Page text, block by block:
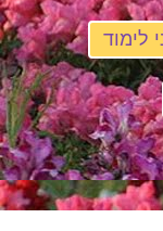
לימוד